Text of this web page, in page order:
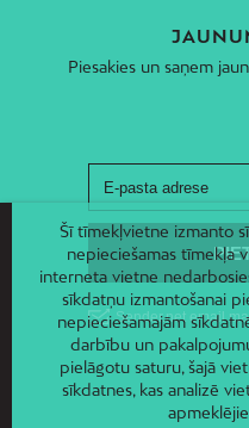
Piesakies un saņem
Šī tīmekļvietne izmanto
nepieciešamas tīmekļa
interneta vietne
sīkdatņu izmantošanai
nepieciešamajām
darbību un
pielāgotu saturu, šajā
sīkdatnes, kas analizē